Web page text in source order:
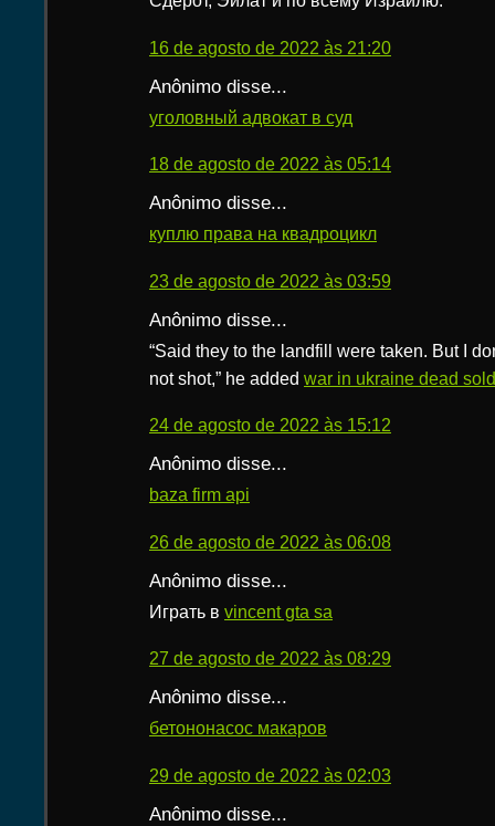
16 de agosto de 2022 às 21:20
Anônimo disse...
уголовный адвокат в суд
18 de agosto de 2022 às 05:14
Anônimo disse...
куплю права на квадроцикл
23 de agosto de 2022 às 03:59
Anônimo disse...
“Said they to the landfill were taken. But I
not shot,” he added war in ukraine dead
24 de agosto de 2022 às 15:12
Anônimo disse...
baza firm api
26 de agosto de 2022 às 06:08
Anônimo disse...
Играть в vincent gta sa
27 de agosto de 2022 às 08:29
Anônimo disse...
бетононасос макаров
29 de agosto de 2022 às 02:03
Anônimo disse...